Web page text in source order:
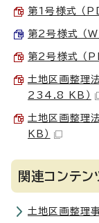
第1号様式 （
第2号様式 （
第2号様式 （
土地区画整理
234.8 KB）
土地区画整理
KB）
関連コンテン
土地区画整理